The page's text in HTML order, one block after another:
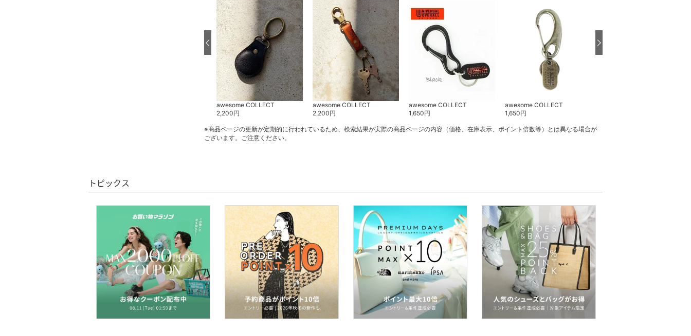
メイクアップ
ボディケア・オーラルケ
ヘアケア
フレグランス
メイク道具・美容器具
awesome COLLECT
2,200円
awesome COLLECT
2,200円
awesome COLLECT
1,650円
awesome COLLECT
1,650円
※商品ページの更新が定期的に行われているため、検索結果が実際の商品ページの内容（価格、在庫表示、ポイント倍数等）とは異なる場合が
ございます。ご注意ください。
トピックス